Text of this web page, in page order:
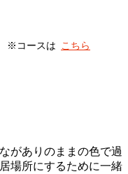
※コースは こちら
がありのままの色で過
場所にするために一緒